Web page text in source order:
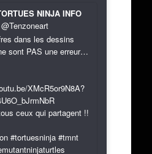
NINJA INFO
@Tenzoneart
dans les dessins
sont PAS une erreur…
XMcR5or9N8A?
ceux qui partagent !!
#tortuesninja #tmnt